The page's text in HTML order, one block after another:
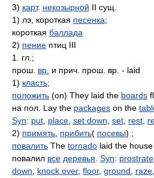
3) карт. некозырной II сущ.
1) лэ, короткая песенка;
короткая баллада
2) пение птиц III
1. гл.;
прош. вр. и прич. прош. вр. - laid
1) класть;
положить (on) They laid the boards
на пол. Lay the packages on the
Syn: put place set down set rest
2) примять прибить( посевы) ;
повалить The tornado laid the
повалил все деревья Syn: prostrate
down
knock over, floor, ground raze